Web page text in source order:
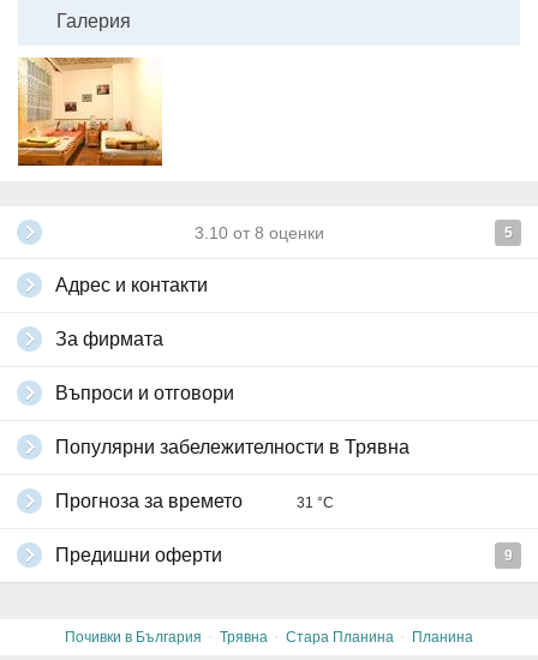
Галерия
3.10 от 8 оценки 5
Адрес и контакти
За фирмата
Въпроси и отговори
Популярни забележителности в Трявна
Прогноза за времето 31 °C
Предишни оферти 9
Почивки в България · Трявна · Стара Планина · Планина